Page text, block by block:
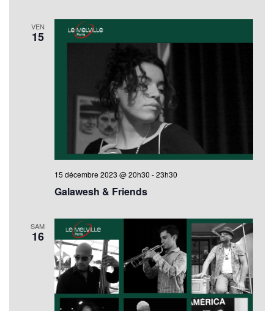
VEN
15
Galawesh & Friends
15 décembre 2023 @ 20h30 -23h30
SAM
16